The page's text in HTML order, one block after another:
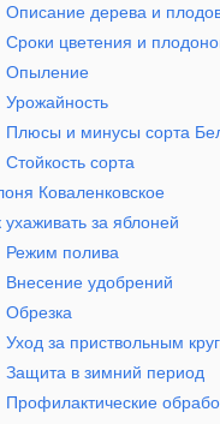
Описание дерева и
Сроки цветения и
Опыление
Урожайность
Плюсы и минусы сорта
Стойкость сорта
Коваленковское
ухаживать за яблоней
Режим полива
Внесение удобрений
Обрезка
Уход за приствольным
Защита в зимний период
Профилактические